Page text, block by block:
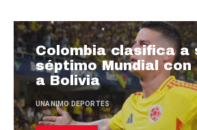
Colombia clasifica a
séptimo Mundial con
a Bolivia
UNANIMO DEPORTES